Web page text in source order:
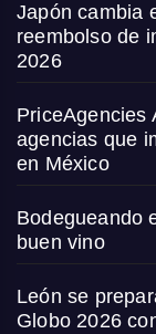
Japón cambia
reembolso de
2026
PriceAgencies
agencias que
en México
Bodegueando
buen vino
León se
Globo 2026